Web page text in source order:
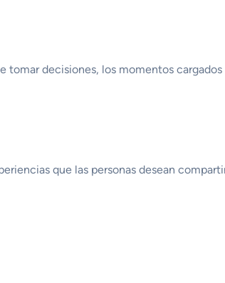
tomar decisiones, los momentos
que las personas desean